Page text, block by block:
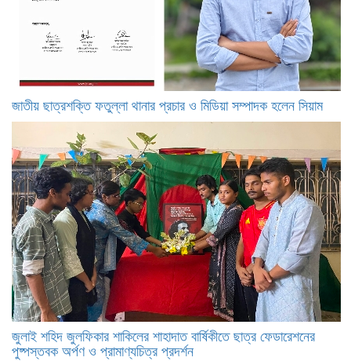
জাতীয় ছাত্রশক্তি ফতুল্লা থানার প্রচার ও মিডিয়া সম্পাদক হলেন সিয়াম
​জুলাই শহিদ জুলফিকার শাকিলের শাহাদাত বার্ষিকীতে ছাত্র ফেডারেশনের
পুষ্পস্তবক অর্পণ ও প্রামাণ্যচিত্র প্রদর্শন